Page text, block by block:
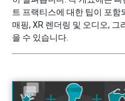
트 프랙티스에 대한 팁이 포함
매핑, XR 렌더링 및 오디오, 그
을 수 있습니다.